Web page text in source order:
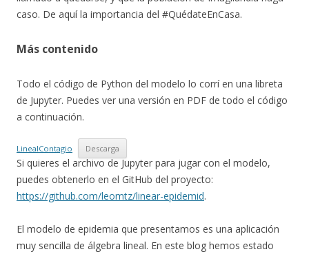
caso. De aquí la importancia del #QuédateEnCasa.
Más contenido
Todo el código de Python del modelo lo corrí en una libreta
de Jupyter. Puedes ver una versión en PDF de todo el código
a continuación.
LinealContagio Descarga
Si quieres el archivo de Jupyter para jugar con el modelo,
puedes obtenerlo en el GitHub del proyecto:
https://github.com/leomtz/linear-epidemid.
El modelo de epidemia que presentamos es una aplicación
muy sencilla de álgebra lineal. En este blog hemos estado